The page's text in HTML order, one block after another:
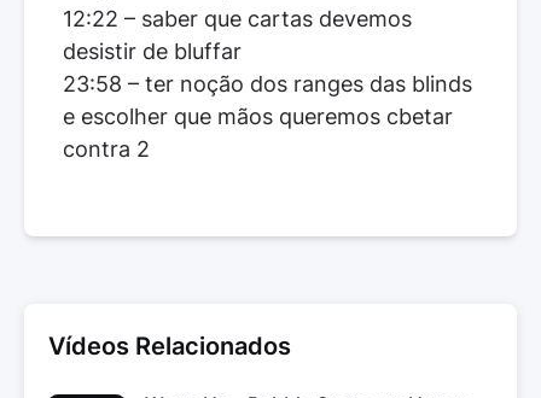
12:22 – saber que cartas devemos
desistir de bluffar
23:58 – ter noção dos ranges das blinds
e escolher que mãos queremos cbetar
contra 2
Vídeos Relacionados